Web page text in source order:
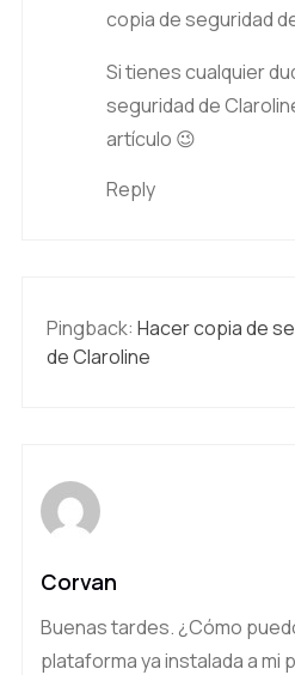
copia de seguridad
Si tienes cualquier
seguridad de
artículo 😉
Reply
Pingback: Hacer copia de
de Claroline
Corvan
Buenas tardes. ¿Cómo
plataforma ya instalada a mi